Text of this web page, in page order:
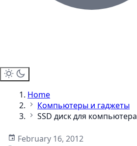
Home
Компьютеры и гаджеты
SSD диск для компьютера
February 16, 2012